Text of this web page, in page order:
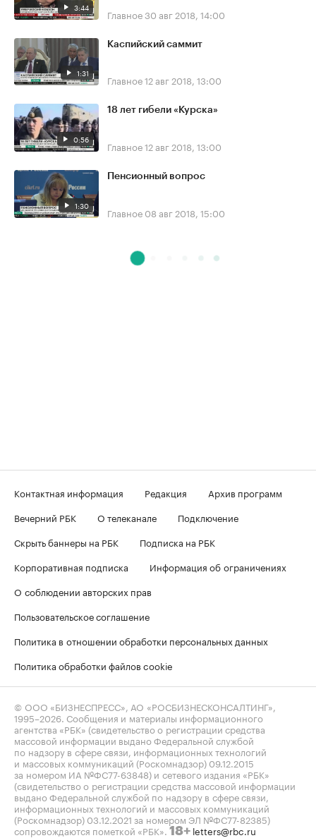
3:44 Главное30 авг 2018, 14:00
1:31
Каспийский саммит
Главное12 авг 2018, 13:00
0:56
18 лет гибели «Курска»
Главное12 авг 2018, 13:00
1:30
Пенсионный вопрос
Главное 08 авг 2018, 15:00
Контактная информация Редакция
Архив программ
Вечерний РБК
О телеканале
Подключение
Скрыть баннеры на РБК
Подписка на РБК
Корпоративная подписка
Информация об ограничениях
О соблюдении авторских прав
Пользовательское соглашение
Политика в отношении обработки персональных данных
Политика обработки файлов cookie
© ООО «БИЗНЕСПРЕСС», АО «РОСБИЗНЕСКОНСАЛТИНГ»,
1995–2026 . Сообщения и материалы информационного
агентства «РБК» (свидетельство о регистрации средства
массовой информации выдано Федеральной службой
по надзору в сфере связи, информационных технологий
и массовых коммуникаций (Роскомнадзор) 09.12.2015
за номером ИА №ФС77-63848) и сетевого издания «РБК»
(свидетельство о регистрации средства массовой информации
выдано Федеральной службой по надзору в сфере связи,
информационных технологий и массовых коммуникаций
(Роскомнадзор) 03.12.2021 за номером ЭЛ №ФС77-82385)
сопровождаются пометкой «РБК». 18+ letters@rbc.ru